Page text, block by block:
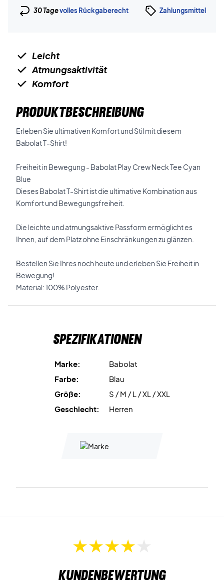
30 Tagevolles Rückgaberecht Zahlungsmittel
Leicht
Atmungsaktivität
Komfort
PRODUKTBESCHREIBUNG
Erleben Sie ultimativen Komfort und Stil mit diesem
Babolat T-Shirt!
Freiheit in Bewegung - Babolat Play Crew Neck Tee Cyan
Blue
Dieses Babolat T-Shirt ist die ultimative Kombination aus
Komfort und Bewegungsfreiheit.
Die leichte und atmungsaktive Passform ermöglicht es
Ihnen, auf dem Platz ohne Einschränkungen zu glänzen.
Bestellen Sie Ihres noch heute und erleben Sie Freiheit in
Bewegung!
Material: 100% Polyester.
Spezifikationen
Marke:
Babolat
Farbe:
Blau
Größe:
S / M / L / XL / XXL
Geschlecht:
Herren
Kundenbewertung